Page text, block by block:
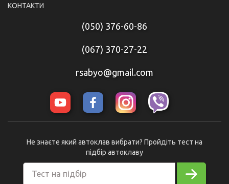
КОНТАКТИ
(050) 376-60-86
(067) 370-27-22
rsabyo@gmail.com
Тест на підбір
Не знаєте який автоклав вибрати? Пройдіть тест на
підбір автоклаву